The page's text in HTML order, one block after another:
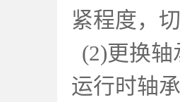
紧程度，
(2)更换
运行时轴